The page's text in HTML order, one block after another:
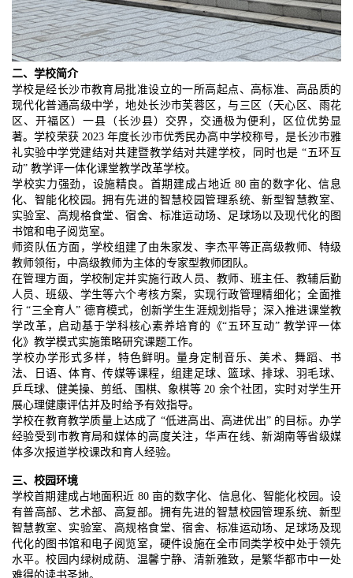
二、学校简介
学校是经长沙市教育局批准设立的一所高起点、高标准、高品质的
现代化普通高级中学，地处长沙市芙蓉区，与三区（天心区、雨花
区、开福区）一县（长沙县）交界，交通极为便利，区位优势显
著。学校荣获 2023 年度长沙市优秀民办高中学校称号，是长沙市雅
礼实验中学党建结对共建暨教学结对共建学校，同时也是 “五环互
动” 教学评一体化课堂教学改革学校。
学校实力强劲，设施精良。首期建成占地近 80 亩的数字化、信息
化、智能化校园。拥有先进的智慧校园管理系统、新型智慧教室、
实验室、高规格食堂、宿舍、标准运动场、足球场以及现代化的图
书馆和电子阅览室。
师资队伍方面，学校组建了由朱家发、李杰平等正高级教师、特级
教师领衔，中高级教师为主体的专家型教师团队。
在管理方面，学校制定并实施行政人员、教师、班主任、教辅后勤
人员、班级、学生等六个考核方案，实现行政管理精细化；全面推
行 “三全育人” 德育模式，创新学生生涯规划指导；深入推进课堂教
学改革，启动基于学科核心素养培育的《“五环互动” 教学评一体
化》教学模式实施策略研究课题工作。
学校办学形式多样，特色鲜明。量身定制音乐、美术、舞蹈、书
法、日语、体育、传媒等课程，组建足球、篮球、排球、羽毛球、
乒乓球、健美操、剪纸、围棋、象棋等 20 余个社团，实时对学生开
展心理健康评估并及时给予有效指导。
学校在教育教学质量上达成了 “低进高出、高进优出” 的目标。办学
经验受到市教育局和媒体的高度关注，华声在线、新湖南等省级媒
体多次报道学校课改和育人经验。
三、校园环境
学校首期建成占地面积近 80 亩的数字化、信息化、智能化校园。设
有普高部、艺术部、高复部。拥有先进的智慧校园管理系统、新型
智慧教室、实验室、高规格食堂、宿舍、标准运动场、足球场及现
代化的图书馆和电子阅览室，硬件设施在全市同类学校中处于领先
水平。校园内绿树成荫、温馨宁静、清新雅致，是繁华都市中一处
难得的读书圣地。